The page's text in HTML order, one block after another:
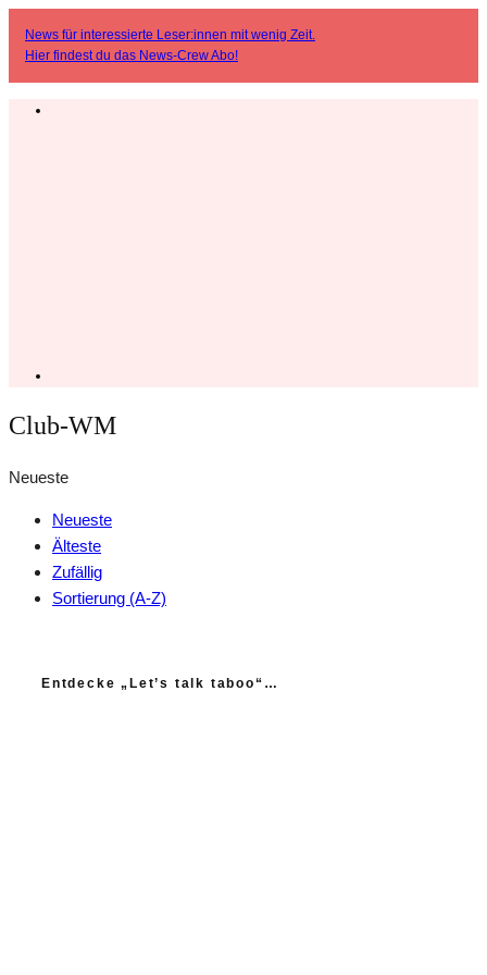
News für interessierte Leser:innen mit wenig Zeit.
Hier findest du das News-Crew Abo!
Club-WM
Neueste
Neueste
Älteste
Zufällig
Sortierung (A-Z)
Entdecke „Let’s talk taboo“…